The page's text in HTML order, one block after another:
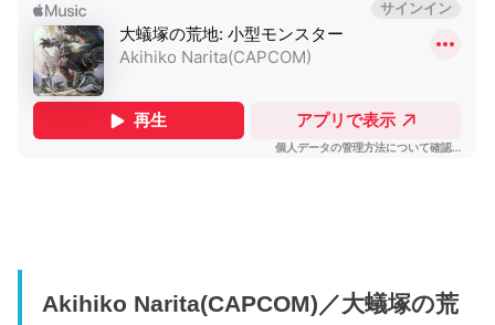
Akihiko Narita(CAPCOM)／大蟻塚の荒